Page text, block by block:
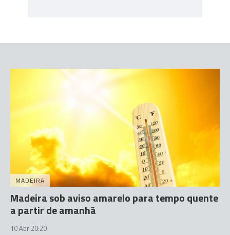
MADEIRA
Madeira sob aviso amarelo para tempo quente
a partir de amanhã
10 Abr 20:20